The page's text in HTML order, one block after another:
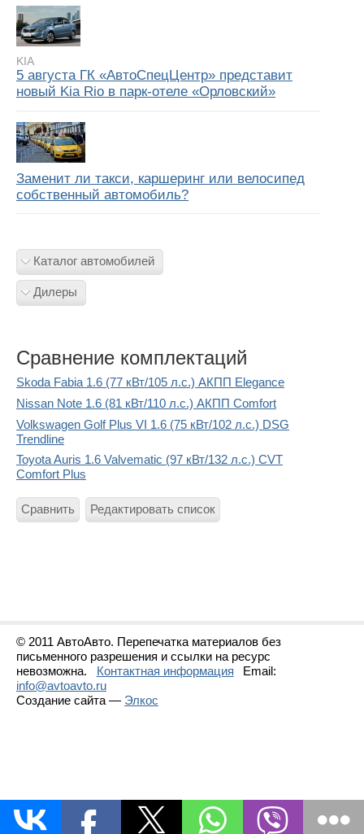
KIA
5 августа ГК «АвтоСпецЦентр» представит
новый Kia Rio в парк-отеле «Орловский»
Заменит ли такси, каршеринг или велосипед
собственный автомобиль?
Каталог автомобилей
Дилеры
Сравнение комплектаций
Skoda Fabia 1.6 (77 кВт/105 л.с.) АКПП Elegance
Nissan Note 1.6 (81 кВт/110 л.с.) АКПП Comfort
Volkswagen Golf Plus VI 1.6 (75 кВт/102 л.с.) DSG
Trendline
Toyota Auris 1.6 Valvematic (97 кВт/132 л.с.) CVT
Comfort Plus
Сравнить Редактировать список
© 2011 АвтоАвто. Перепечатка материалов без
письменного разрешения и ссылки на ресурс
невозможна.
Контактная информация
Email:
info@avtoavto.ru
Создание сайта — Элкос